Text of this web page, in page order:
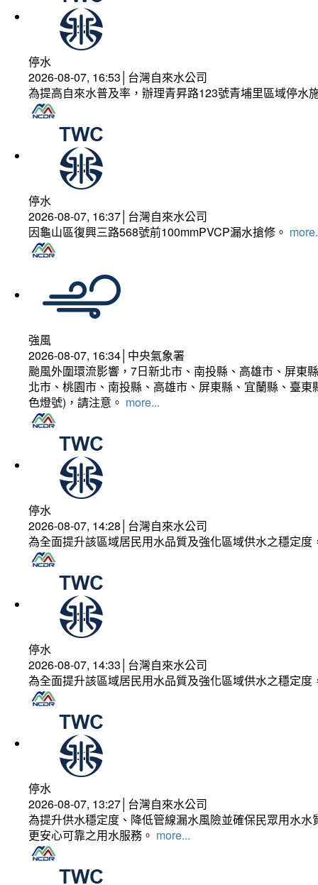
停水
2026-08-07, 16:53│台灣自來水公司
為提高自來水普及率，辦理青昇路123號青埔里區域停水
停水
2026-08-07, 16:37│台灣自來水公司
因龜山區復興三路568號前100mmPVCP漏水搶修。
強風
2026-08-07, 16:34│中央氣象署
颱風外圍環流影響，7日新北市、南投縣、高雄市、屏東
北市、桃園市、南投縣、高雄市、屏東縣、宜蘭縣、臺
色燈號)，請注意。 more...
停水
2026-08-07, 14:28│台灣自來水公司
為全面提升該區域居民用水品質及強化區域供水之穩定
停水
2026-08-07, 14:33│台灣自來水公司
為全面提升該區域居民用水品質及強化區域供水之穩定
停水
2026-08-07, 13:27│台灣自來水公司
為提升供水穩定度、降低管線漏水風險並確保民眾用水
更安心可靠之用水服務。 more...